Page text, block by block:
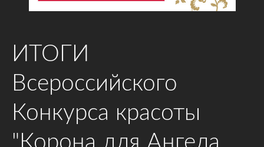
ИТОГИ
Всероссийского
Конкурса красоты
"Корона для Ангела